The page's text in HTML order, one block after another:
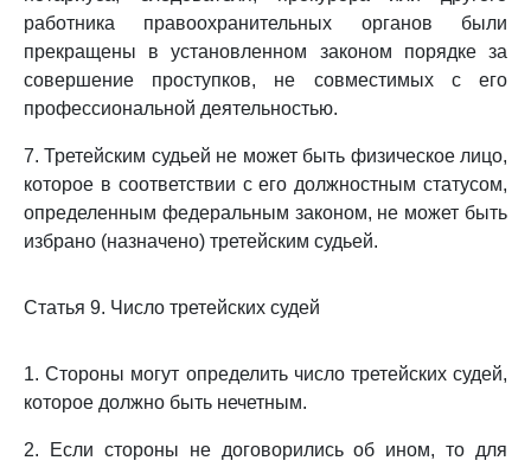
работника правоохранительных органов были
прекращены в установленном законом порядке за
совершение проступков, не совместимых с его
профессиональной деятельностью.
7. Третейским судьей не может быть физическое лицо,
которое в соответствии с его должностным статусом,
определенным федеральным законом, не может быть
избрано (назначено) третейским судьей.
Статья 9. Число третейских судей
1. Стороны могут определить число третейских судей,
которое должно быть нечетным.
2. Если стороны не договорились об ином, то для